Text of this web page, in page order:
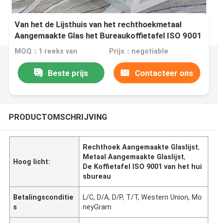
Van het de Lijsthuis van het rechthoekmetaal
Aangemaakte Glas het Bureaukoffietafel ISO 9001
MOQ：1 reeks van Prijs：negotiable
Beste prijs Contacteer ons
PRODUCTOMSCHRIJVING
Hoog licht:
Rechthoek Aangemaakte Glaslijst,
Metaal Aangemaakte Glaslijst,
De Koffietafel ISO 9001 van het hui
sbureau
Betalingsconditie
s
L/C, D/A, D/P, T/T, Western Union, Mo
neyGram